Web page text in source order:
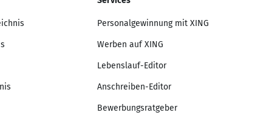
Personalgewinnung mit XING
Werben auf XING
Lebenslauf-Editor
Anschreiben-Editor
Bewerbungsratgeber